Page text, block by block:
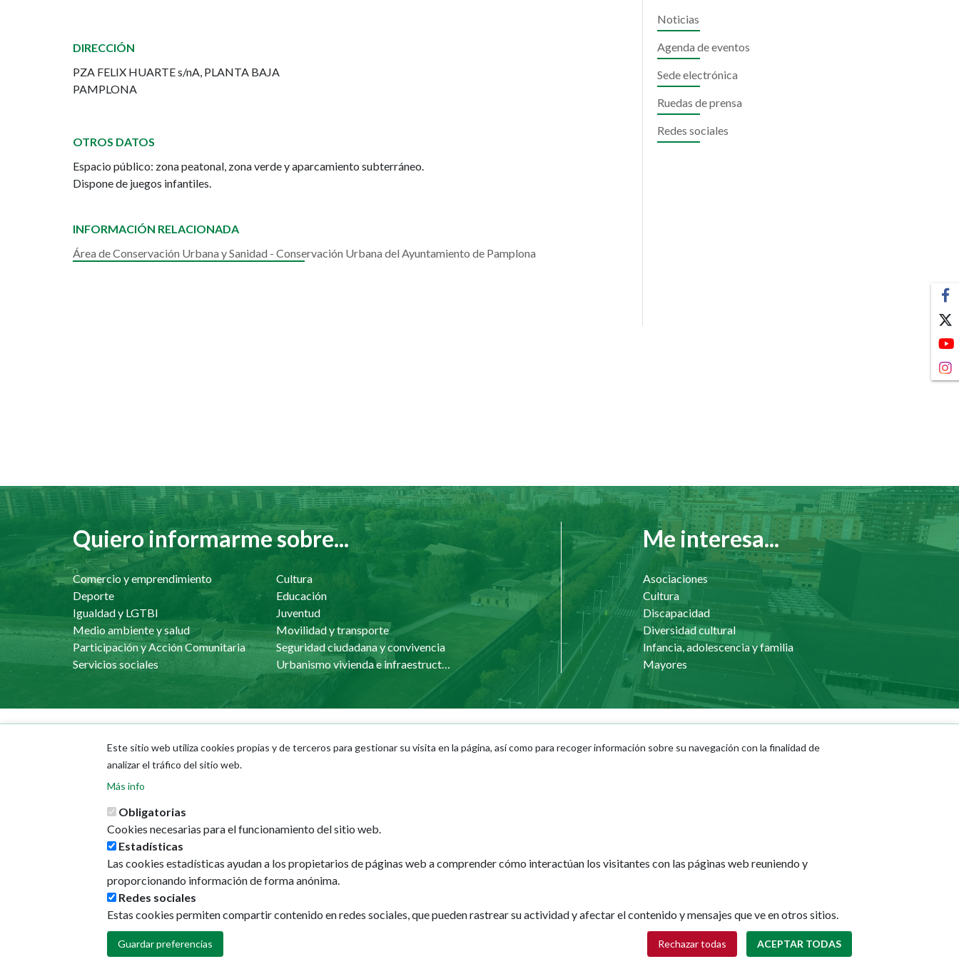
DIRECCIÓN
PZA FELIX HUARTE s/nA, PLANTA BAJA
PAMPLONA
OTROS DATOS
Espacio público: zona peatonal, zona verde y aparcamiento subterráneo.
Dispone de juegos infantiles.
INFORMACIÓN RELACIONADA
Área de Conservación Urbana y Sanidad - Conservación Urbana del Ayuntamiento de Pamplona
Noticias
Agenda de eventos
Sede electrónica
Ruedas de prensa
Redes sociales
Quiero informarme sobre...
Comercio y emprendimiento
Cultura
Deporte
Educación
Igualdad y LGTBI
Juventud
Medio ambiente y salud
Movilidad y transporte
Participación y Acción Comunitaria
Seguridad ciudadana y convivencia
Servicios sociales
Me interesa...
Asociaciones
Cultura
Discapacidad
Diversidad cultural
Infancia, adolescencia y familia
Mayores
Ayuntamiento
Memorias municipales
Presupuestos
Portal del Empleado
La ciudad
Turismo
Actualidad
Este sitio web utiliza cookies propias y de terceros para gestionar su visita en la página, así como para recoger información sobre su navegación con la finalidad de
analizar el tráfico del sitio web.
Más info
Obligatorias
Cookies necesarias para el funcionamiento del sitio web.
Estadísticas
Las cookies estadísticas ayudan a los propietarios de páginas web a comprender cómo interactúan los visitantes con las páginas web reuniendo y
proporcionando información de forma anónima.
Redes sociales
Estas cookies permiten compartir contenido en redes sociales, que pueden rastrear su actividad y afectar el contenido y mensajes que ve en otros sitios.
Guardar preferencias Rechazar todas ACEPTAR TODAS
Retirar consentimiento